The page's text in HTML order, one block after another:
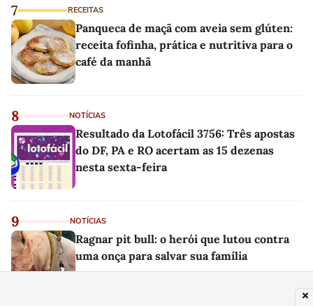
7 RECEITAS
Panqueca de maçã com aveia sem glúten:
receita fofinha, prática e nutritiva para o
café da manhã
8 NOTÍCIAS
Resultado da Lotofácil 3756: Três apostas
do DF, PA e RO acertam as 15 dezenas
nesta sexta-feira
9 NOTÍCIAS
Ragnar pit bull: o herói que lutou contra
uma onça para salvar sua família